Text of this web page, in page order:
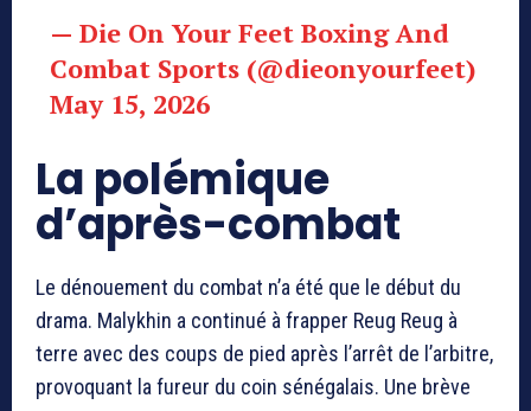
— Die On Your Feet Boxing And
Combat Sports (@dieonyourfeet)
May 15, 2026
La polémique
d’après-combat
Le dénouement du combat n’a été que le début du
drama. Malykhin a continué à frapper Reug Reug à
terre avec des coups de pied après l’arrêt de l’arbitre,
provoquant la fureur du coin sénégalais. Une brève